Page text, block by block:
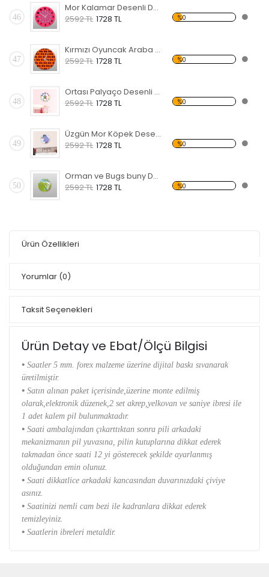
46
Mor Kalamar Desenli Dekoratif Duvar Saati
2592 TL 1728 TL %0
47
Kırmızı Oyuncak Araba Desenli Dekoratif Duvar Saati
2592 TL 1728 TL %0
48
Ortası Palyaço Desenli Dekoratif Duvar Saati
2592 TL 1728 TL %0
49
Üzgün Mor Köpek Desenli Dekoratif Duvar Saati
2592 TL 1728 TL %0
50
Orman ve Bugs buny Desenli Dekoratif Duvar Saati
2592 TL 1728 TL %0
Ürün Özellikleri
Yorumlar (0)
Taksit Seçenekleri
Ürün Detay ve Ebat/Ölçü Bilgisi
• Saatler 5 mm. forex malzeme üzerine dijital baskı sıvanarak
üretilmiştir.
• Satın alınan paket içerisinde,üzerine monte edilmiş
olarak,elektronik düzenek,2 set akrep,yelkovan ve saniye ibresi ile
1 adet kalem pil bulunmaktadır.
• Saati ambalajından çıkarttıktan sonra pili arkadaki
mekanizmanın pil yuvasına, pilin kutuplarına dikkat ederek
takmadan önce saati 12 yi gösterecek şekilde ayarlanmış
olduğundan emin olunuz.
• Saati dikkatlice arkadaki kancasından duvarınızdaki çiviye
asınız.
• Saatinizi nemli cam bezi ile kadranlara dikkat ederek
temizleyiniz.
• Saatlerin ibreleri metaldir.